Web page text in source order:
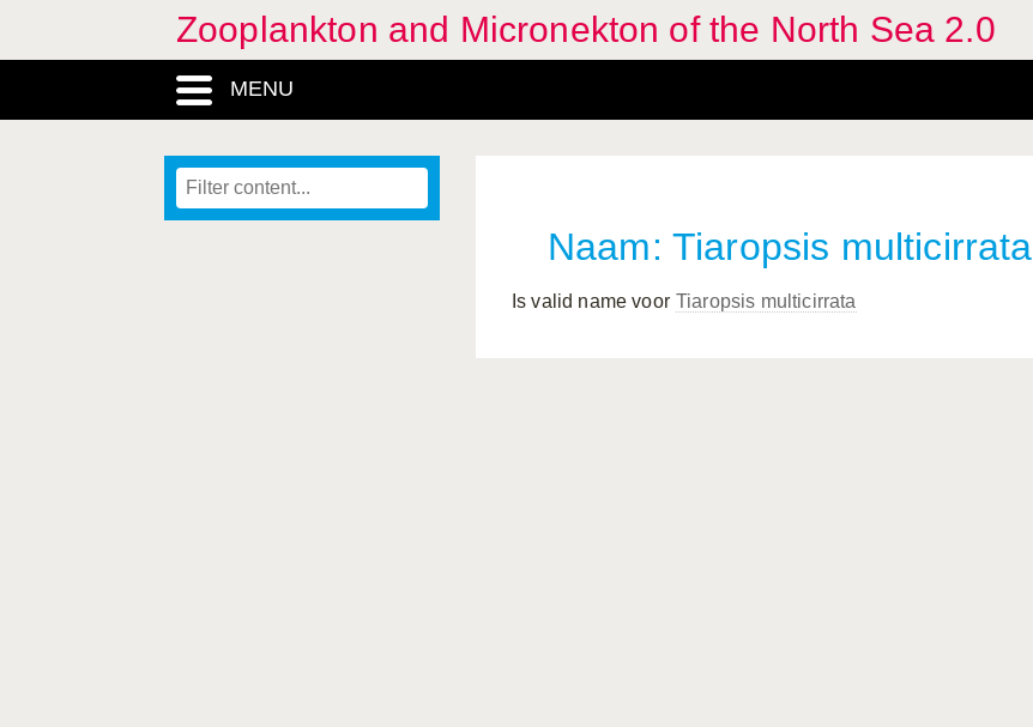
Zooplankton and Micronekton of the North Sea 2.0
MENU
Naam: Tiaropsis multicirrata
Is valid name voor Tiaropsis multicirrata